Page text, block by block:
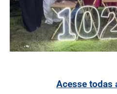
Acesse todas